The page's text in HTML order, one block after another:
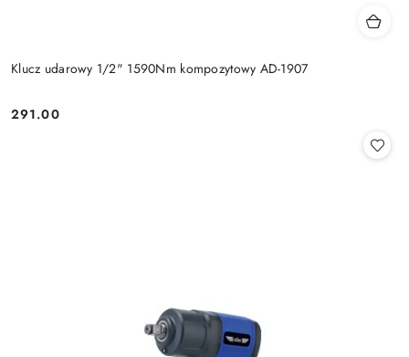
Klucz udarowy 1/2" 1590Nm kompozytowy AD-1907
Cena:
291.00